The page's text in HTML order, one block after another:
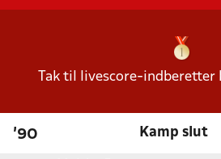
Tak til livescore-indberetter
'90 Kamp slut